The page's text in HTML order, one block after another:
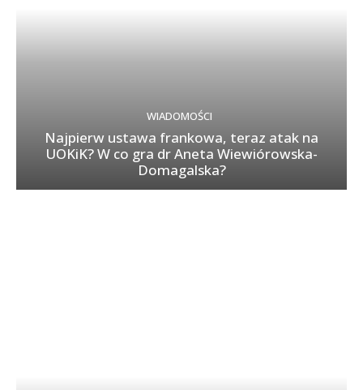
WIADOMOŚCI
Najpierw ustawa frankowa, teraz atak na
UOKiK? W co gra dr Aneta Wiewiórowska-
Domagalska?